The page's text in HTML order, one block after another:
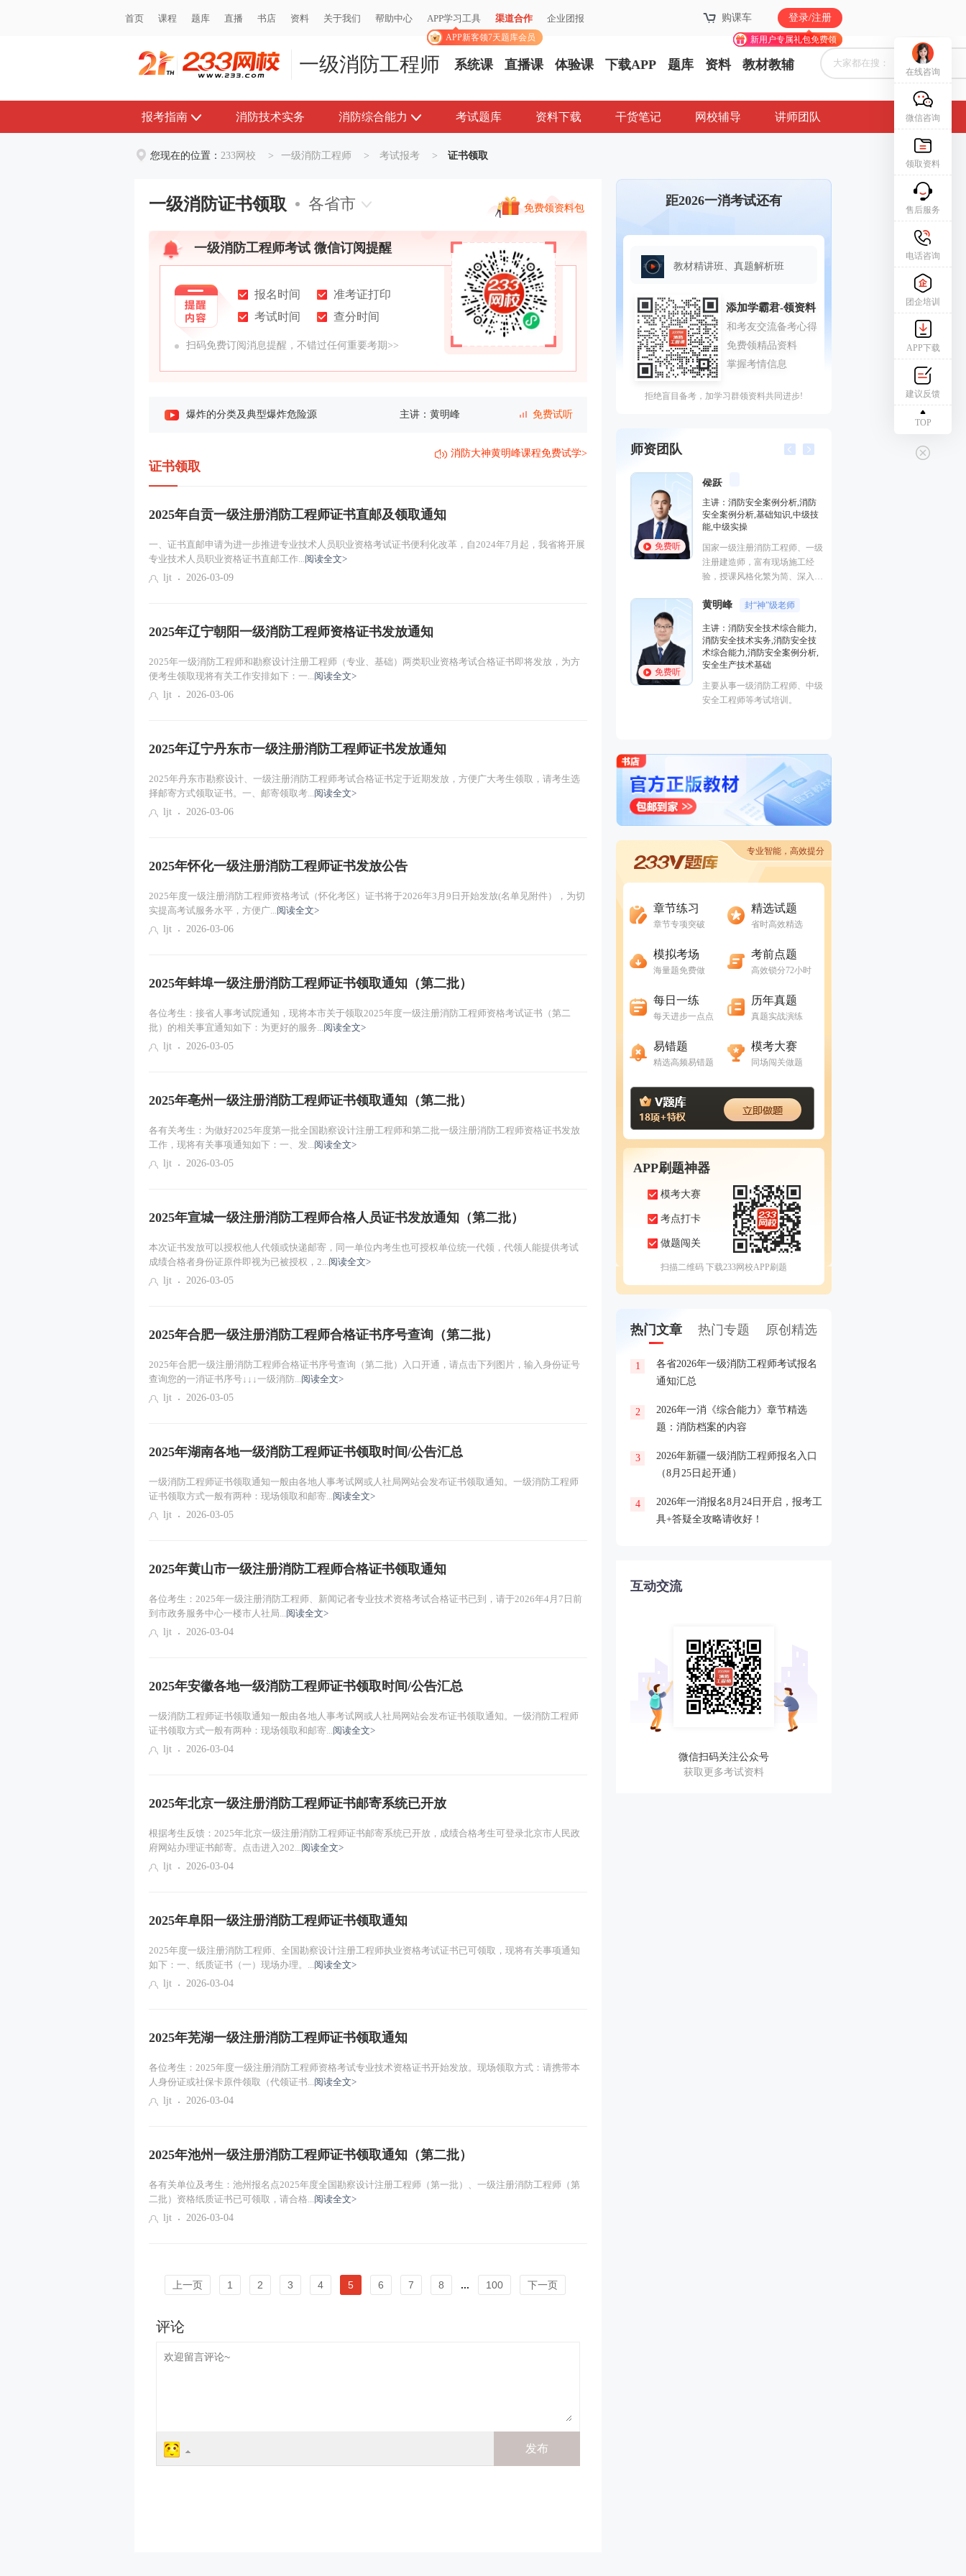
首页 课程 题库 直播 书店 资料 关于我们 帮助中心 APP学习工具
APP新客领7天题库会员
渠道合作 企业团报 购课车 登录/注册
新用户专属礼包免费领
首页 课程 题库 直播 书店 资料 关于我们 帮助中心 APP学习工具
APP新客领7天题库会员
渠道合作 企业团报 购课车 登录/注册
新用户专属礼包免费领
一级消防工程师 系统课 直播课 体验课 下载APP 题库 资料 教材教辅
报考指南 消防技术实务 消防综合能力 考试题库 资料下载 干货笔记 网校辅导 讲师团队
您现在的位置： 233网校 > 一级消防工程师 > 考试报考 > 证书领取
一级消防证书领取 各省市 免费领资料包
一级消防工程师考试 微信订阅提醒
报名时间
准考证打印
考试时间
查分时间
扫码免费订阅消息提醒，不错过任何重要考期>>
储存物品的火灾危险性分类（一） 主讲：黄明峰 免费试听
项目导学 主讲：黄明峰 免费试听
燃烧类型及其特点（一）
火灾的定义、分类与危害 主讲：黄明峰
建筑火灾发展及蔓延的机理
证书领取
消防大神黄明峰课程免费试学>
2025年自贡一级注册消防工程师证书直邮及领取通知
一、证书直邮申请为进一步推进专业技术人员职业资格考试证书便利化改革，自2024年7月起，我省将开展
专业技术人员职业资格证书直邮工作...阅读全文>
ljt
2026-03-09
2025年辽宁朝阳一级消防工程师资格证书发放通知
2025年一级消防工程师和勘察设计注册工程师（专业、基础）两类职业资格考试合格证书即将发放，为方
便考生领取现将有关工作安排如下：一...阅读全文>
ljt
2026-03-06
2025年辽宁丹东市一级注册消防工程师证书发放通知
2025年丹东市勘察设计、一级注册消防工程师考试合格证书定于近期发放，方便广大考生领取，请考生选
择邮寄方式领取证书。一、邮寄领取考...阅读全文>
ljt
2026-03-06
2025年怀化一级注册消防工程师证书发放公告
2025年度一级注册消防工程师资格考试（怀化考区）证书将于2026年3月9日开始发放(名单见附件），为切
实提高考试服务水平，方便广...阅读全文>
ljt
2026-03-06
2025年蚌埠一级注册消防工程师证书领取通知（第二批）
各位考生：接省人事考试院通知，现将本市关于领取2025年度一级注册消防工程师资格考试证书（第二
批）的相关事宜通知如下：为更好的服务...阅读全文>
ljt
2026-03-05
2025年亳州一级注册消防工程师证书领取通知（第二批）
各有关考生：为做好2025年度第一批全国勘察设计注册工程师和第二批一级注册消防工程师资格证书发放
工作，现将有关事项通知如下：一、发...阅读全文>
ljt
2026-03-05
2025年宣城一级注册消防工程师合格人员证书发放通知（第二批）
本次证书发放可以授权他人代领或快递邮寄，同一单位内考生也可授权单位统一代领，代领人能提供考试
成绩合格者身份证原件即视为已被授权，2...阅读全文>
ljt
2026-03-05
2025年合肥一级注册消防工程师合格证书序号查询（第二批）
2025年合肥一级注册消防工程师合格证书序号查询（第二批）入口开通，请点击下列图片，输入身份证号
查询您的一消证书序号↓↓↓一级消防...阅读全文>
ljt
2026-03-05
2025年湖南各地一级消防工程师证书领取时间/公告汇总
一级消防工程师证书领取通知一般由各地人事考试网或人社局网站会发布证书领取通知。一级消防工程师
证书领取方式一般有两种：现场领取和邮寄...阅读全文>
ljt
2026-03-05
2025年黄山市一级注册消防工程师合格证书领取通知
各位考生：2025年一级注册消防工程师、新闻记者专业技术资格考试合格证书已到，请于2026年4月7日前
到市政务服务中心一楼市人社局...阅读全文>
ljt
2026-03-04
2025年安徽各地一级消防工程师证书领取时间/公告汇总
一级消防工程师证书领取通知一般由各地人事考试网或人社局网站会发布证书领取通知。一级消防工程师
证书领取方式一般有两种：现场领取和邮寄...阅读全文>
ljt
2026-03-04
2025年北京一级注册消防工程师证书邮寄系统已开放
根据考生反馈：2025年北京一级注册消防工程师证书邮寄系统已开放，成绩合格考生可登录北京市人民政
府网站办理证书邮寄。点击进入202...阅读全文>
ljt
2026-03-04
2025年阜阳一级注册消防工程师证书领取通知
2025年度一级注册消防工程师、全国勘察设计注册工程师执业资格考试证书已可领取，现将有关事项通知
如下：一、纸质证书（一）现场办理。...阅读全文>
ljt
2026-03-04
2025年芜湖一级注册消防工程师证书领取通知
各位考生：2025年度一级注册消防工程师资格考试专业技术资格证书开始发放。现场领取方式：请携带本
人身份证或社保卡原件领取（代领证书...阅读全文>
ljt
2026-03-04
2025年池州一级注册消防工程师证书领取通知（第二批）
各有关单位及考生：池州报名点2025年度全国勘察设计注册工程师（第一批）、一级注册消防工程师（第
二批）资格纸质证书已可领取，请合格...阅读全文>
ljt
2026-03-04
上一页 1 2 3 4 5 6 7 8 ... 100 下一页
距2026一消考试还有
教材精讲班、真题解析班
拒绝盲目备考，加学习群领资料共同进步!
师资团队
免费听
侯跃
主讲：消防安全案例分析,消防
安全案例分析,基础知识,中级技
能,中级实操
国家一级注册消防工程师、一级
注册建造师，富有现场施工经
验，授课风格化繁为简、深入浅
免费听
黄明峰 封“神”级老师
主讲：消防安全技术综合能力,
消防安全技术实务,消防安全技
术综合能力,消防安全案例分析,
安全生产技术基础
主要从事一级消防工程师、中级
安全工程师等考试培训。
专业智能，高效提分
章节练习
章节专项突破
精选试题
省时高效精选
模拟考场
海量题免费做
考前点题
高效锁分72小时
每日一练
每天进步一点点
历年真题
真题实战演练
易错题
精选高频易错题
模考大赛
同场闯关做题
APP刷题神器
模考大赛
考点打卡
做题闯关
扫描二维码 下载233网校APP刷题
热门文章 热门专题 原创精选
1
各省2026年一级消防工程师考试报名
通知汇总
2
2026年一消《综合能力》章节精选
题：消防档案的内容
3
2026年新疆一级消防工程师报名入口
（8月25日起开通）
4
2026年一消报名8月24日开启，报考工
具+答疑全攻略请收好！
互动交流
微信扫码关注公众号
获取更多考试资料
在线咨询
微信咨询
领取资料
售后服务
电话咨询
团企培训
APP下载
建议反馈
TOP